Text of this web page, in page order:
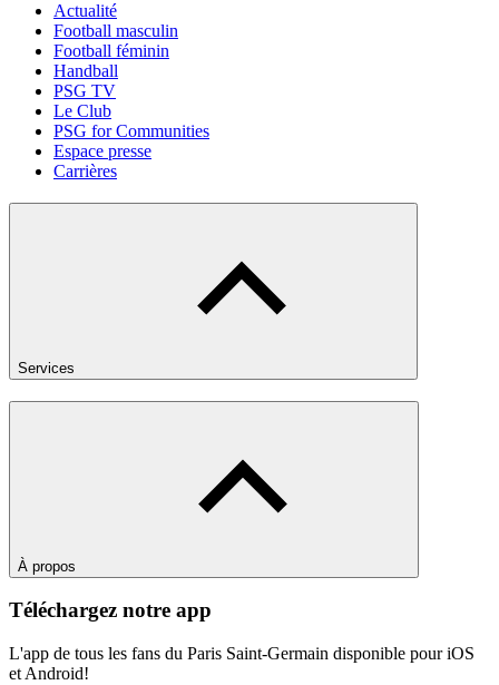
Actualité
Football masculin
Football féminin
Handball
PSG TV
Le Club
PSG for Communities
Espace presse
Carrières
Services
À propos
Téléchargez notre app
L'app de tous les fans du Paris Saint-Germain disponible pour iOS
et Android!